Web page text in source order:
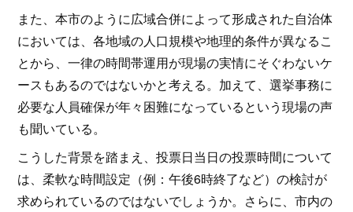
また、本市のように広域合併によって形成された自治体
においては、各地域の人口規模や地理的条件が異なるこ
とから、一律の時間帯運用が現場の実情にそぐわないケ
ースもあるのではないかと考える。加えて、選挙事務に
必要な人員確保が年々困難になっているという現場の声
も聞いている。
こうした背景を踏まえ、投票日当日の投票時間について
は、柔軟な時間設定（例：午後6時終了など）の検討が
求められているのではないでしょうか。さらに、市内の